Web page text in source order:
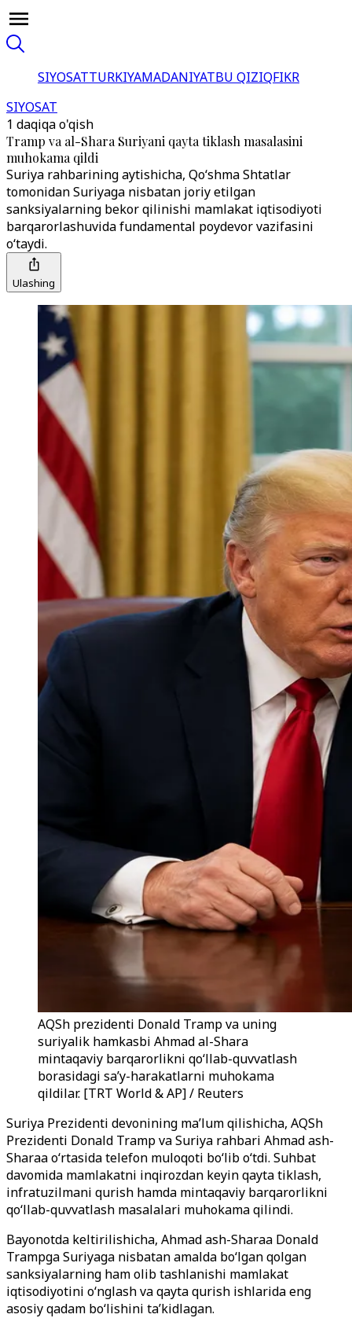
SIYOSATTURKIYAMADANIYATBU QIZIQFIKR
SIYOSAT
1 daqiqa o'qish
Tramp va al-Shara Suriyani qayta tiklash masalasini
muhokama qildi
Suriya rahbarining aytishicha, Qoʻshma Shtatlar
tomonidan Suriyaga nisbatan joriy etilgan
sanksiyalarning bekor qilinishi mamlakat iqtisodiyoti
barqarorlashuvida fundamental poydevor vazifasini
oʻtaydi.
Ulashing
AQSh prezidenti Donald Tramp va uning
suriyalik hamkasbi Ahmad al-Shara
mintaqaviy barqarorlikni qo‘llab-quvvatlash
borasidagi sa’y-harakatlarni muhokama
qildilar. [TRT World & AP] / Reuters
Suriya Prezidenti devonining maʼlum qilishicha, AQSh
Prezidenti Donald Tramp va Suriya rahbari Ahmad ash-
Sharaa oʻrtasida telefon muloqoti boʻlib oʻtdi. Suhbat
davomida mamlakatni inqirozdan keyin qayta tiklash,
infratuzilmani qurish hamda mintaqaviy barqarorlikni
qoʻllab-quvvatlash masalalari muhokama qilindi.
Bayonotda keltirilishicha, Ahmad ash-Sharaa Donald
Trampga Suriyaga nisbatan amalda boʻlgan qolgan
sanksiyalarning ham olib tashlanishi mamlakat
iqtisodiyotini oʻnglash va qayta qurish ishlarida eng
asosiy qadam boʻlishini taʼkidlagan.